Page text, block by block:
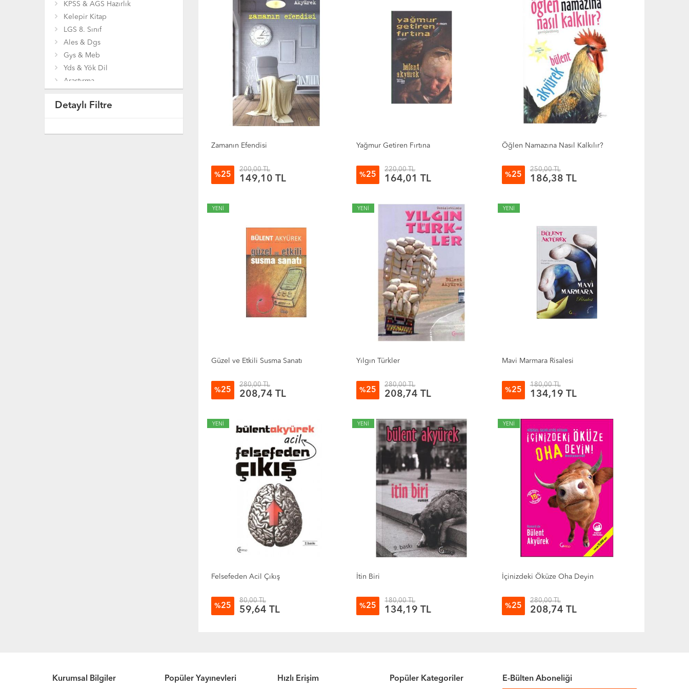
KPSS & AGS Hazırlık
Kelepir Kitap
LGS 8. Sınıf
Ales & Dgs
Gys & Meb
Yds & Yök Dil
Araştırma
Bilim Mühendislik
Detaylı Filtre
Zamanın Efendisi
%25
200,00 TL
149,10 TL
Yağmur Getiren Fırtına
%25
220,00 TL
164,01 TL
Öğlen Namazına Nasıl Kalkılır?
%25
250,00 TL
186,38 TL
YENİ
Güzel ve Etkili Susma Sanatı
%25
280,00 TL
208,74 TL
YENİ
Yılgın Türkler
%25
280,00 TL
208,74 TL
YENİ
Mavi Marmara Risalesi
%25
180,00 TL
134,19 TL
YENİ
Felsefeden Acil Çıkış
%25
80,00 TL
59,64 TL
YENİ
İtin Biri
%25
180,00 TL
134,19 TL
YENİ
İçinizdeki Öküze Oha Deyin
%25
280,00 TL
208,74 TL
Kurumsal Bilgiler Popüler Yayınevleri Hızlı Erişim Popüler Kategoriler E-Bülten Aboneliği